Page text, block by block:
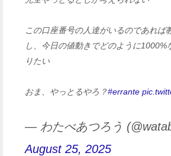
この口座番号の人達がいるのであれば
し、今日の値動きでどのように1000%
りたい
おま、やっとるやろ？#errante
— わたべあつろう
August 25, 2025